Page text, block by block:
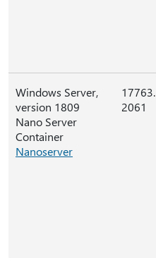
Windows Server,
version 1809
Nano Server
Container
Nanoserver
17763.
2061